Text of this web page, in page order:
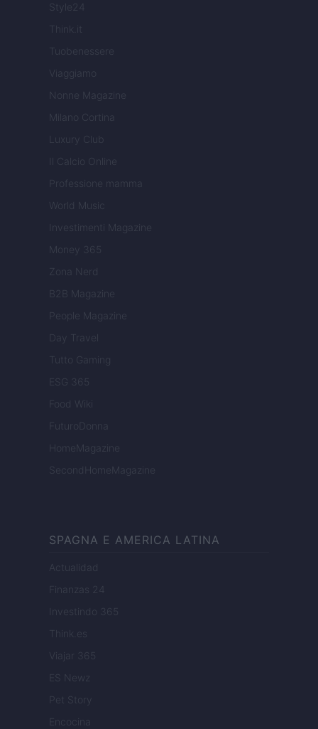
Style24
Think.it
Tuobenessere
Viaggiamo
Nonne Magazine
Milano Cortina
Luxury Club
Il Calcio Online
Professione mamma
World Music
Investimenti Magazine
Money 365
Zona Nerd
B2B Magazine
People Magazine
Day Travel
Tutto Gaming
ESG 365
Food Wiki
FuturoDonna
HomeMagazine
SecondHomeMagazine
SPAGNA E AMERICA LATINA
Actualidad
Finanzas 24
Investindo 365
Think.es
Viajar 365
ES Newz
Pet Story
Encocina